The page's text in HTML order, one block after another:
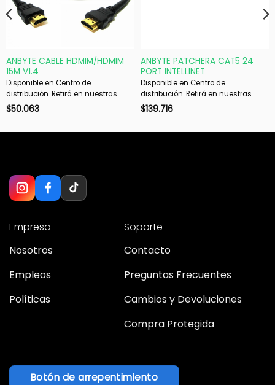
ANBYTE CABLE HDMIM/HDMIM
15M V1.4
Disponible en Centro de
distribución. Retirá en nuestras
sucursales en 48 hs hábiles. Si es
$50.063
ANBYTE PATCHERA CAT5 24
PORT INTELLINET
Disponible en Centro de
distribución. Retirá en nuestras
sucursales en 48 hs hábiles. Si es
$139.716
Empresa
Nosotros
Empleos
Políticas
Soporte
Contacto
Preguntas Frecuentes
Cambios y Devoluciones
Compra Protegida
Botón de arrepentimiento